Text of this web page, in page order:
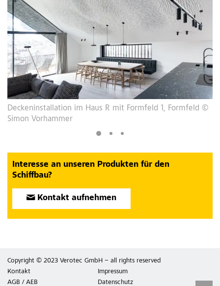
Formfeld © Beispielhafte Innenansicht eines Empfangssaals
Mega-Yacht mit Dekorelementen aus Verolith®,
©Adobe Stock
Interesse an unseren Produkten für den
Copyright © 2023 Verotec GmbH – all rights reserved
Kontakt
Impressum